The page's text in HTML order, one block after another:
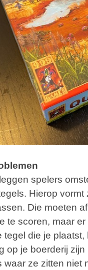
spelers
Hierop
Die moeten
te scoren, maar
tegel die je
op je boerderij
waar ze zitten niet